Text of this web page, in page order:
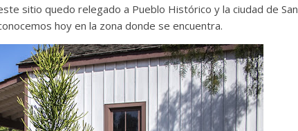
sitio quedo relegado a Pueblo Histórico y la ciudad de San
hoy en la zona donde se encuentra.